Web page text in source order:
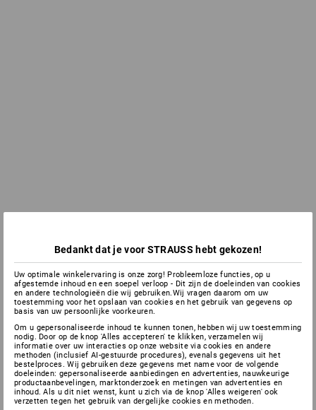
Bedankt dat je voor STRAUSS hebt gekozen!
Uw optimale winkelervaring is onze zorg! Probleemloze functies, op u
afgestemde inhoud en een soepel verloop - Dit zijn de doeleinden van cookies
en andere technologieën die wij gebruiken.Wij vragen daarom om uw
toestemming voor het opslaan van cookies en het gebruik van gegevens op
basis van uw persoonlijke voorkeuren.
Om u gepersonaliseerde inhoud te kunnen tonen, hebben wij uw toestemming
nodig. Door op de knop 'Alles accepteren' te klikken, verzamelen wij
informatie over uw interacties op onze website via cookies en andere
methoden (inclusief AI-gestuurde procedures), evenals gegevens uit het
bestelproces. Wij gebruiken deze gegevens met name voor de volgende
doeleinden: gepersonaliseerde aanbiedingen en advertenties, nauwkeurige
productaanbevelingen, marktonderzoek en metingen van advertenties en
inhoud. Als u dit niet wenst, kunt u zich via de knop 'Alles weigeren' ook
verzetten tegen het gebruik van dergelijke cookies en methoden.